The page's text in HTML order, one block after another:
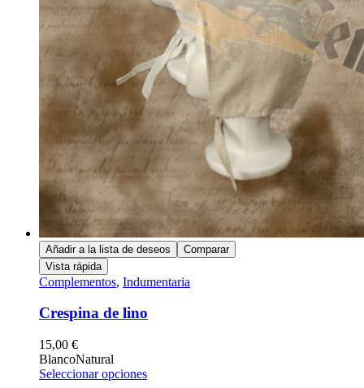
Añadir a la lista de deseos
Comparar
Vista rápida
Complementos, Indumentaria
Crespina de lino
15,00 €
BlancoNatural
Seleccionar opciones